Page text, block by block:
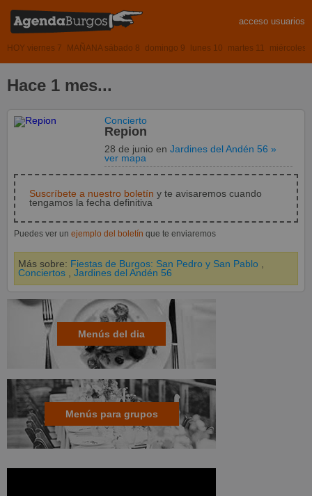
acceso usuarios
HOY viernes 7 MAÑANA sábado 8 domingo 9 lunes 10 martes 11 miércoles
Hace 1 mes...
Concierto
Repion
28 de junioenJardines del Andén 56 »
ver mapa
Suscríbete a nuestro boletín y te avisaremos cuando
tengamos la fecha definitiva
Puedes ver un ejemplo del boletín que te enviaremos
Más sobre: Fiestas de Burgos: San Pedro y San Pablo
Conciertos
Jardines del Andén 56
Menús del dia
Menús para grupos